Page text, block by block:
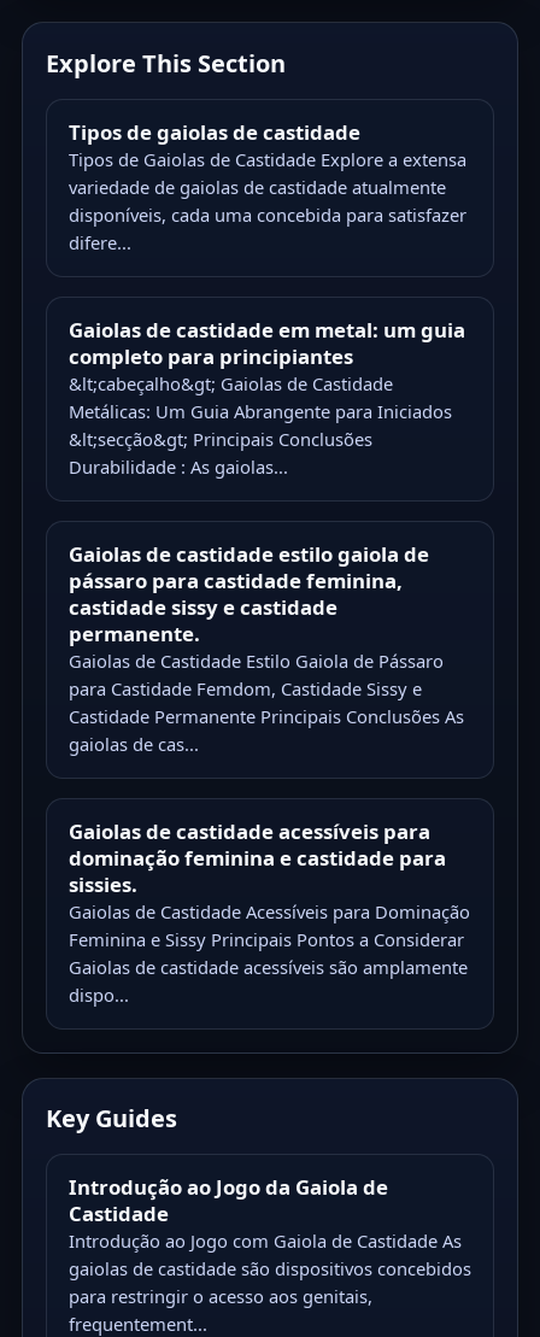
Explore This Section
Tipos de gaiolas de castidade
Tipos de Gaiolas de Castidade Explore a extensa
variedade de gaiolas de castidade atualmente
disponíveis, cada uma concebida para satisfazer
difere...
Gaiolas de castidade em metal: um guia
completo para principiantes
&lt;cabeçalho&gt; Gaiolas de Castidade
Metálicas: Um Guia Abrangente para Iniciados
&lt;secção&gt; Principais Conclusões
Durabilidade : As gaiolas...
Gaiolas de castidade estilo gaiola de
pássaro para castidade feminina,
castidade sissy e castidade
permanente.
Gaiolas de Castidade Estilo Gaiola de Pássaro
para Castidade Femdom, Castidade Sissy e
Castidade Permanente Principais Conclusões As
gaiolas de cas...
Gaiolas de castidade acessíveis para
dominação feminina e castidade para
sissies.
Gaiolas de Castidade Acessíveis para Dominação
Feminina e Sissy Principais Pontos a Considerar
Gaiolas de castidade acessíveis são amplamente
dispo...
Key Guides
Introdução ao Jogo da Gaiola de
Castidade
Introdução ao Jogo com Gaiola de Castidade As
gaiolas de castidade são dispositivos concebidos
para restringir o acesso aos genitais,
frequentement...